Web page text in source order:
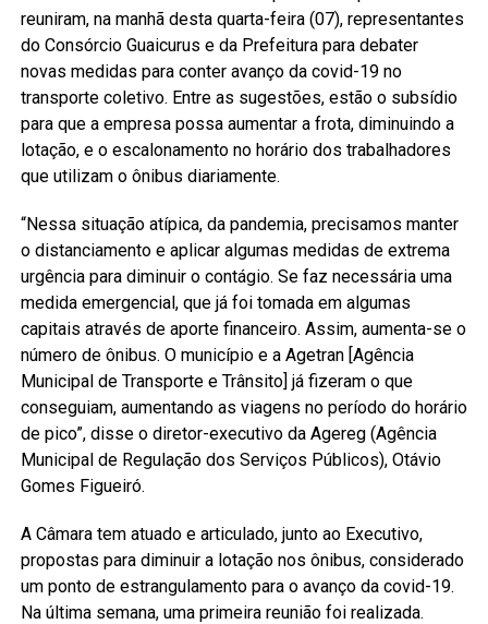
reuniram, na manhã desta quarta-feira (07), representantes
do Consórcio Guaicurus e da Prefeitura para debater
novas medidas para conter avanço da covid-19 no
transporte coletivo. Entre as sugestões, estão o subsídio
para que a empresa possa aumentar a frota, diminuindo a
lotação, e o escalonamento no horário dos trabalhadores
que utilizam o ônibus diariamente.
“Nessa situação atípica, da pandemia, precisamos manter
o distanciamento e aplicar algumas medidas de extrema
urgência para diminuir o contágio. Se faz necessária uma
medida emergencial, que já foi tomada em algumas
capitais através de aporte financeiro. Assim, aumenta-se o
número de ônibus. O município e a Agetran [Agência
Municipal de Transporte e Trânsito] já fizeram o que
conseguiam, aumentando as viagens no período do horário
de pico”, disse o diretor-executivo da Agereg (Agência
Municipal de Regulação dos Serviços Públicos), Otávio
Gomes Figueiró.
A Câmara tem atuado e articulado, junto ao Executivo,
propostas para diminuir a lotação nos ônibus, considerado
um ponto de estrangulamento para o avanço da covid-19.
Na última semana, uma primeira reunião foi realizada.